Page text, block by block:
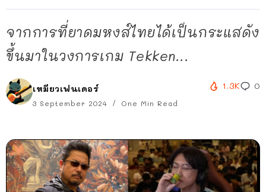
จากการที่ยาดมหงส์ไทยได้เป็นกระแสดัง
ขึ้นมาในวงการเกม Tekken...
เหมียวเฟนเดอร์
3 September 2024 One Min Read
1.3K 0